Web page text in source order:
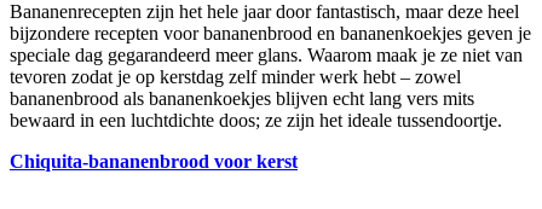
Bananenrecepten zijn het hele jaar door fantastisch, maar deze heel
bijzondere recepten voor bananenbrood en bananenkoekjes geven je
speciale dag gegarandeerd meer glans. Waarom maak je ze niet van
tevoren zodat je op kerstdag zelf minder werk hebt – zowel
bananenbrood als bananenkoekjes blijven echt lang vers mits
bewaard in een luchtdichte doos; ze zijn het ideale tussendoortje.
Chiquita-bananenbrood voor kerst